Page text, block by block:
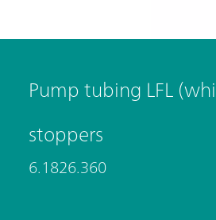
Pump tubing LFL
stoppers
6.1826.360